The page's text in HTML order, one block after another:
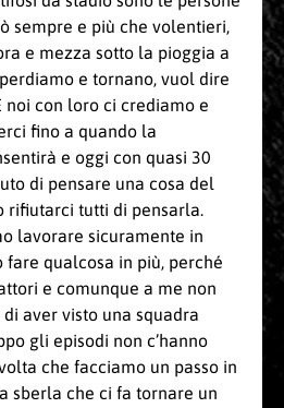
sempre e più che volentieri,
e mezza sotto la pioggia a
e tornano, vuol dire
noi con loro ci crediamo e
fino a quando la
e oggi con quasi 30
di pensare una cosa del
rifiutarci tutti di pensarla.
lavorare sicuramente in
fare qualcosa in più, perché
e comunque a me non
aver visto una squadra
gli episodi non c’hanno
che facciamo un passo in
sberla che ci fa tornare un